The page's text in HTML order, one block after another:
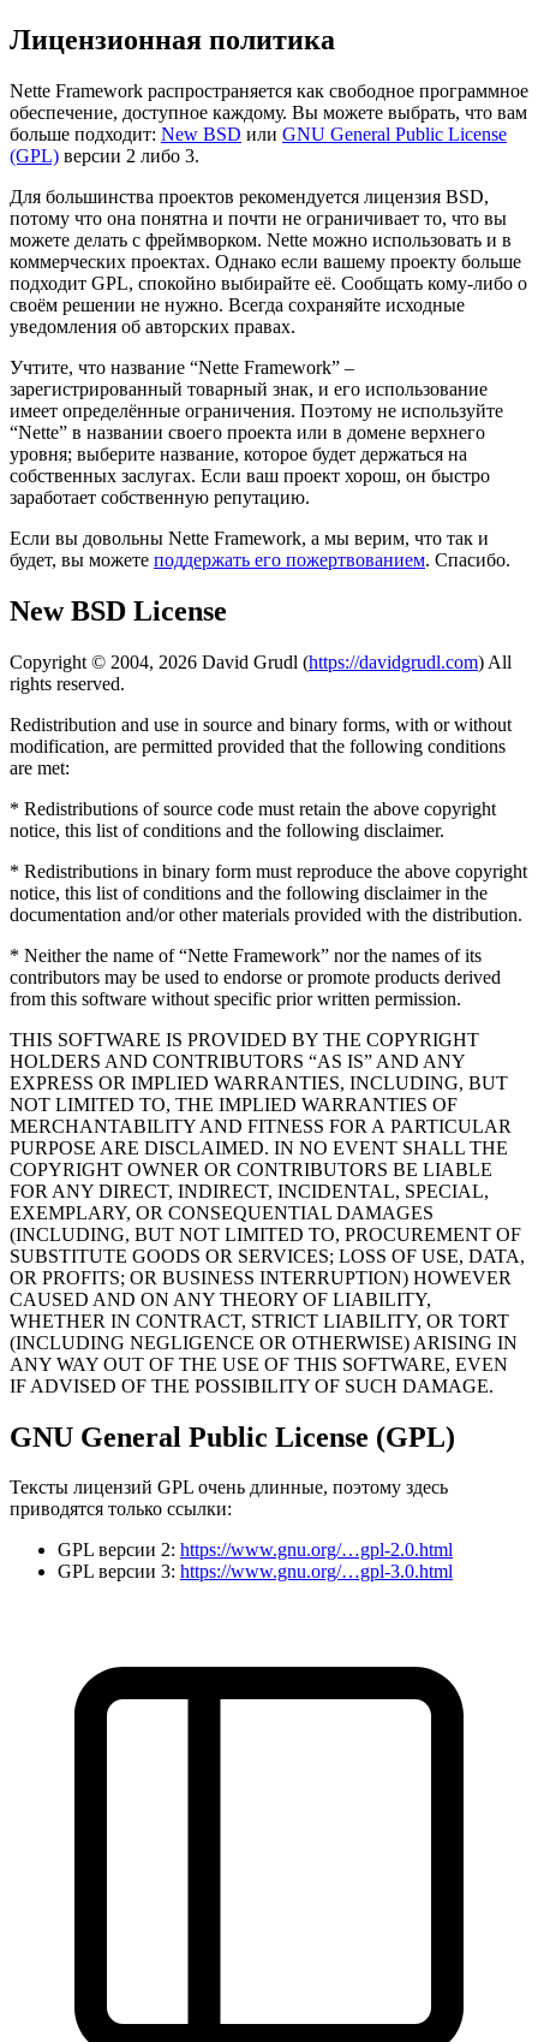
Лицензионная политика
Nette Framework распространяется как свободное программное
обеспечение, доступное каждому. Вы можете выбрать, что вам
больше подходит: New BSD или GNU General Public License
(GPL) версии 2 либо 3.
Для большинства проектов рекомендуется лицензия BSD,
потому что она понятна и почти не ограничивает то, что вы
можете делать с фреймворком. Nette можно использовать и в
коммерческих проектах. Однако если вашему проекту больше
подходит GPL, спокойно выбирайте её. Сообщать кому-либо о
своём решении не нужно. Всегда сохраняйте исходные
уведомления об авторских правах.
Учтите, что название “Nette Framework” –
зарегистрированный товарный знак, и его использование
имеет определённые ограничения. Поэтому не используйте
“Nette” в названии своего проекта или в домене верхнего
уровня; выберите название, которое будет держаться на
собственных заслугах. Если ваш проект хорош, он быстро
заработает собственную репутацию.
Если вы довольны Nette Framework, а мы верим, что так и
будет, вы можете поддержать его пожертвованием. Спасибо.
New BSD License
Copyright © 2004, 2026 David Grudl (https://davidgrudl.com) All
rights reserved.
Redistribution and use in source and binary forms, with or without
modification, are permitted provided that the following conditions
are met:
* Redistributions of source code must retain the above copyright
notice, this list of conditions and the following disclaimer.
* Redistributions in binary form must reproduce the above copyright
notice, this list of conditions and the following disclaimer in the
documentation and/or other materials provided with the distribution.
* Neither the name of “Nette Framework” nor the names of its
contributors may be used to endorse or promote products derived
from this software without specific prior written permission.
THIS SOFTWARE IS PROVIDED BY THE COPYRIGHT
HOLDERS AND CONTRIBUTORS “AS IS” AND ANY
EXPRESS OR IMPLIED WARRANTIES, INCLUDING, BUT
NOT LIMITED TO, THE IMPLIED WARRANTIES OF
MERCHANTABILITY AND FITNESS FOR A PARTICULAR
PURPOSE ARE DISCLAIMED. IN NO EVENT SHALL THE
COPYRIGHT OWNER OR CONTRIBUTORS BE LIABLE
FOR ANY DIRECT, INDIRECT, INCIDENTAL, SPECIAL,
EXEMPLARY, OR CONSEQUENTIAL DAMAGES
(INCLUDING, BUT NOT LIMITED TO, PROCUREMENT OF
SUBSTITUTE GOODS OR SERVICES; LOSS OF USE, DATA,
OR PROFITS; OR BUSINESS INTERRUPTION) HOWEVER
CAUSED AND ON ANY THEORY OF LIABILITY,
WHETHER IN CONTRACT, STRICT LIABILITY, OR TORT
(INCLUDING NEGLIGENCE OR OTHERWISE) ARISING IN
ANY WAY OUT OF THE USE OF THIS SOFTWARE, EVEN
IF ADVISED OF THE POSSIBILITY OF SUCH DAMAGE.
GNU General Public License (GPL)
Тексты лицензий GPL очень длинные, поэтому здесь
приводятся только ссылки:
GPL версии 2: https://www.gnu.org/…gpl-2.0.html
GPL версии 3: https://www.gnu.org/…gpl-3.0.html